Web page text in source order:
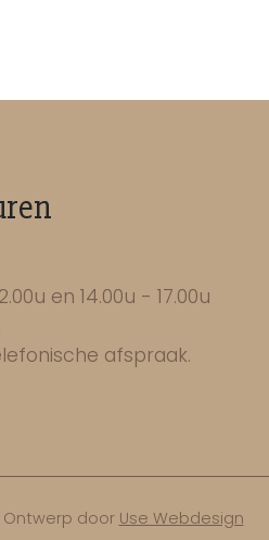
en 14.00u - 17.00u
afspraak.
door Use Webdesign